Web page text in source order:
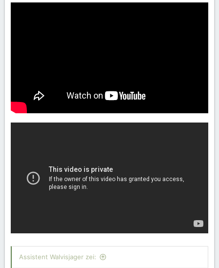
Assistent Walvisjager zei: